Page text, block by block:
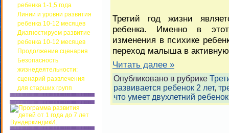
ребенка 1-1,5 года
Линии и уровни развития
ребенка 10-12 месяцев
Диагностируем развитие
ребенка 10-12 месяцев
Продолжение сценария
Безопасность
жизнедеятельности:
сценарий развлечения
для старших групп
Третий год жизни
ребенка. Именно в этот
изменения в психике
переход малыша в
Читать далее »
Опубликовано в рубрике
развивается ребенок 2 лет,
что умеет двухлетний ребенок